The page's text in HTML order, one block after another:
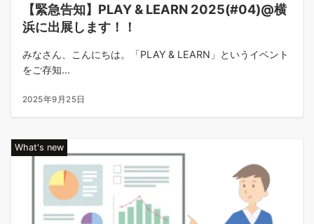
【緊急告知】PLAY & LEARN 2025(#04)@横
浜に出展します！！
みなさん、こんにちは。「PLAY & LEARN」というイベント
をご存知...
2025年9月25日
What's new